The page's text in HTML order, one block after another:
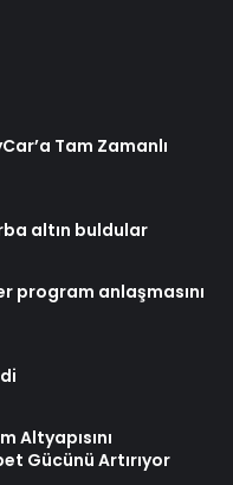
Tam Zamanlı
altın buldular
program anlaşmasını
Altyapısını
Gücünü Artırıyor